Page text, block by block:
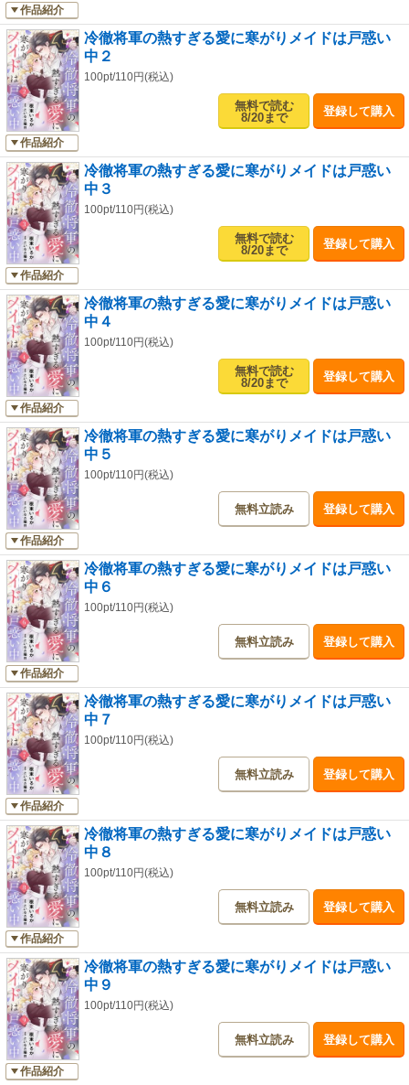
作品紹介
作品紹介
冷徹将軍の熱すぎる愛に寒がりメイドは戸惑い
中２
100pt/110円(税込)
無料で読む
8/20まで
登録して購入
作品紹介
冷徹将軍の熱すぎる愛に寒がりメイドは戸惑い
中３
100pt/110円(税込)
無料で読む
8/20まで
登録して購入
作品紹介
冷徹将軍の熱すぎる愛に寒がりメイドは戸惑い
中４
100pt/110円(税込)
無料で読む
8/20まで
登録して購入
作品紹介
冷徹将軍の熱すぎる愛に寒がりメイドは戸惑い
中５
100pt/110円(税込)
無料立読み 登録して購入
作品紹介
冷徹将軍の熱すぎる愛に寒がりメイドは戸惑い
中６
100pt/110円(税込)
無料立読み 登録して購入
作品紹介
冷徹将軍の熱すぎる愛に寒がりメイドは戸惑い
中７
100pt/110円(税込)
無料立読み 登録して購入
作品紹介
冷徹将軍の熱すぎる愛に寒がりメイドは戸惑い
中８
100pt/110円(税込)
無料立読み 登録して購入
作品紹介
冷徹将軍の熱すぎる愛に寒がりメイドは戸惑い
中９
100pt/110円(税込)
無料立読み 登録して購入